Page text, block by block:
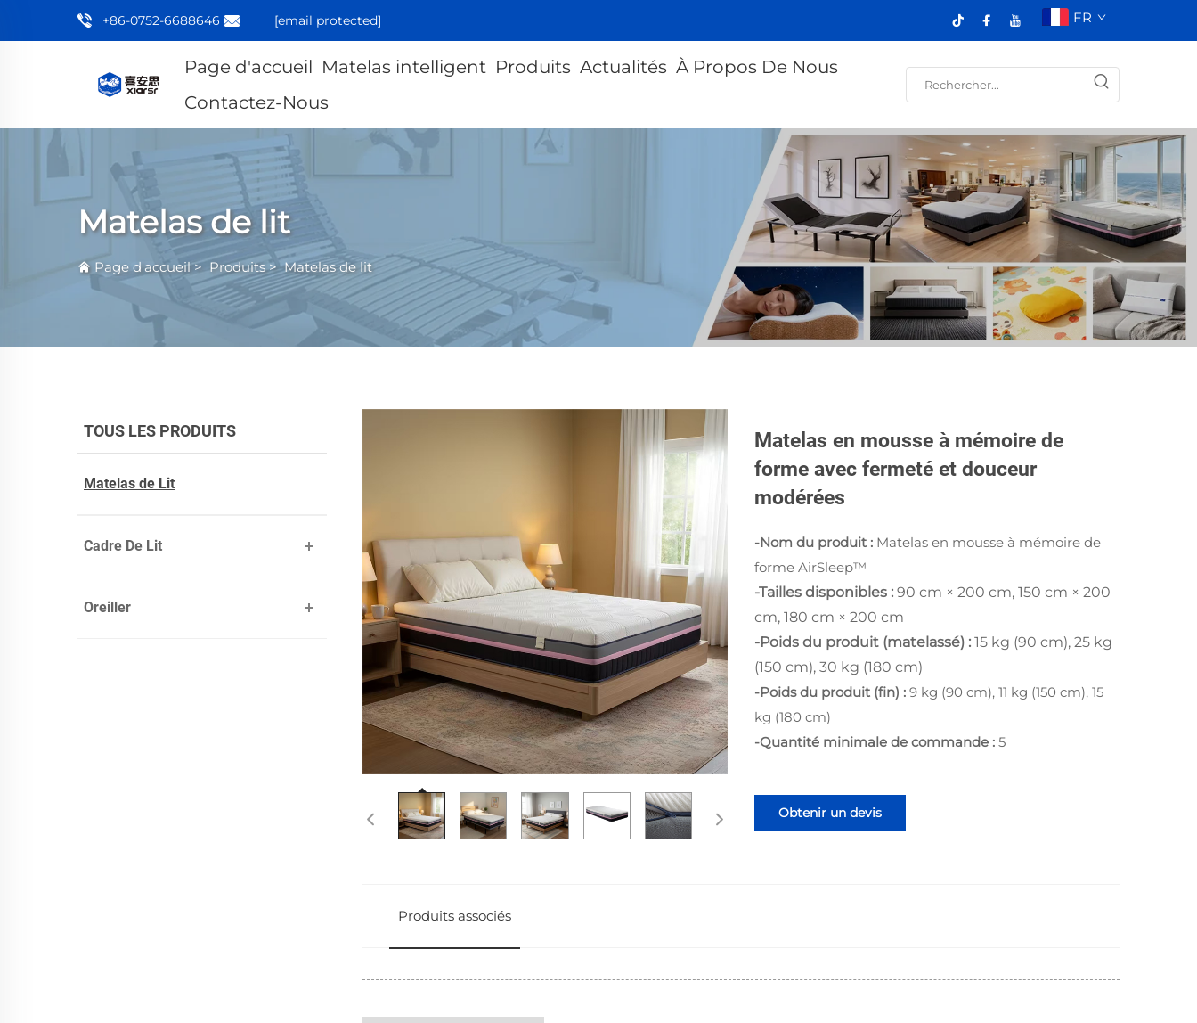
+86-0752-6688646 [email protected] FR
Page d'accueil Matelas intelligent Produits Actualités À Propos De Nous
Contactez-Nous
Matelas de lit
Page d'accueil> Produits>Matelas de lit
TOUS LES PRODUITS
Matelas de Lit
Cadre De Lit
Oreiller
Matelas en mousse à mémoire de
forme avec fermeté et douceur
modérées
-Nom du produit : Matelas en mousse à mémoire de
forme AirSleep™
-Tailles disponibles : 90 cm × 200 cm, 150 cm × 200
cm, 180 cm × 200 cm
-Poids du produit (matelassé) : 15 kg (90 cm), 25 kg
(150 cm), 30 kg (180 cm)
-Poids du produit (fin) : 9 kg (90 cm), 11 kg (150 cm), 15
kg (180 cm)
-Quantité minimale de commande : 5
Obtenir un devis
Produits associés